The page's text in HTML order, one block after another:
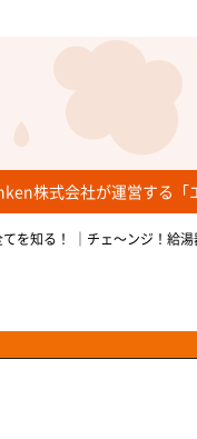
株式会社が運営する「
を知る！ ｜チェ～ンジ！給湯